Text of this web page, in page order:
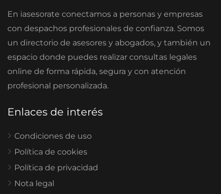
En iasesorate conectamos a personas y empresas
con despachos profesionales de confianza. Somos
un directorio de asesores y abogados, y también un
espacio donde puedes realizar consultas legales
online de forma rápida, segura y con atención
profesional personalizada.
Enlaces de interés
Condiciones de uso
Política de cookies
Política de privacidad
Nota legal